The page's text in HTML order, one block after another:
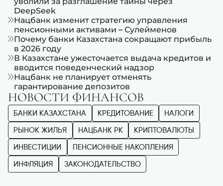
DeepSeek
Нацбанк изменит стратегию управления
пенсионными активами – Сулейменов
Почему банки Казахстана сокращают прибыль
в 2026 году
В Казахстане ужесточается выдача кредитов и
вводится поведенческий надзор
Нацбанк не планирует отменять
гарантирование депозитов
НОВОСТИ ФИНАНСОВ
БАНКИ КАЗАХСТАНА КРЕДИТОВАНИЕ НАЛОГИ
РЫНОК ЖИЛЬЯ НАЦБАНК РК КРИПТОВАЛЮТЫ
ИНВЕСТИЦИИ ПЕНСИОННЫЕ НАКОПЛЕНИЯ
ИНФЛЯЦИЯ ЗАКОНОДАТЕЛЬСТВО